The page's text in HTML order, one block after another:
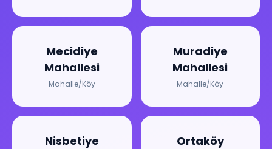
Mecidiye
Mahallesi
Mahalle/Köy
Muradiye
Mahallesi
Mahalle/Köy
Nisbetiye
Ortaköy